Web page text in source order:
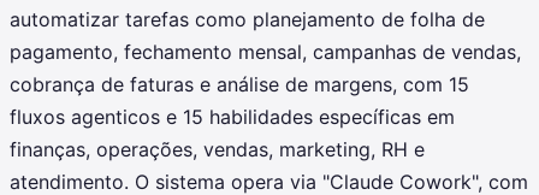
automatizar tarefas como planejamento de folha de
pagamento, fechamento mensal, campanhas de vendas,
cobrança de faturas e análise de margens, com 15
fluxos agenticos e 15 habilidades específicas em
finanças, operações, vendas, marketing, RH e
atendimento. O sistema opera via "Claude Cowork", com